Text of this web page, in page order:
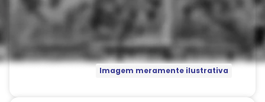
Imagem meramente ilustrativa